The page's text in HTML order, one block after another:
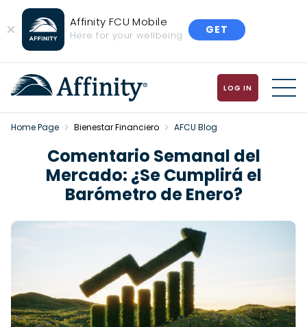
Close
Banner
Affinity FCU Mobile
Here for your wellbeing GET
MENU
LOG IN
Home Page Bienestar Financiero AFCU Blog
Comentario Semanal del
Mercado: ¿Se Cumplirá el
Barómetro de Enero?